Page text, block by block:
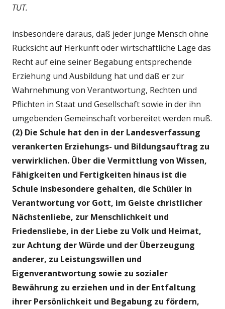
TUT.
insbesondere daraus, daß jeder junge Mensch ohne
Rücksicht auf Herkunft oder wirtschaftliche Lage das
Recht auf eine seiner Begabung entsprechende
Erziehung und Ausbildung hat und daß er zur
Wahrnehmung von Verantwortung, Rechten und
Pflichten in Staat und Gesellschaft sowie in der ihn
umgebenden Gemeinschaft vorbereitet werden muß.
(2) Die Schule hat den in der Landesverfassung
verankerten Erziehungs- und Bildungsauftrag zu
verwirklichen. Über die Vermittlung von Wissen,
Fähigkeiten und Fertigkeiten hinaus ist die
Schule insbesondere gehalten, die Schüler in
Verantwortung vor Gott, im Geiste christlicher
Nächstenliebe, zur Menschlichkeit und
Friedensliebe, in der Liebe zu Volk und Heimat,
zur Achtung der Würde und der Überzeugung
anderer, zu Leistungswillen und
Eigenverantwortung sowie zu sozialer
Bewährung zu erziehen und in der Entfaltung
ihrer Persönlichkeit und Begabung zu fördern,